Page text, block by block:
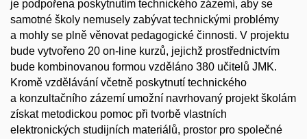
je podpořena poskytnutím technického zázemí, aby se
samotné školy nemusely zabývat technickými problémy
a mohly se plně věnovat pedagogické činnosti. V projektu
bude vytvořeno 20 on-line kurzů, jejichž prostřednictvím
bude kombinovanou formou vzděláno 380 učitelů JMK.
Kromě vzdělávání včetně poskytnutí technického
a konzultačního zázemí umožní navrhovaný projekt školám
získat metodickou pomoc při tvorbě vlastních
elektronických studijních materiálů, prostor pro společné